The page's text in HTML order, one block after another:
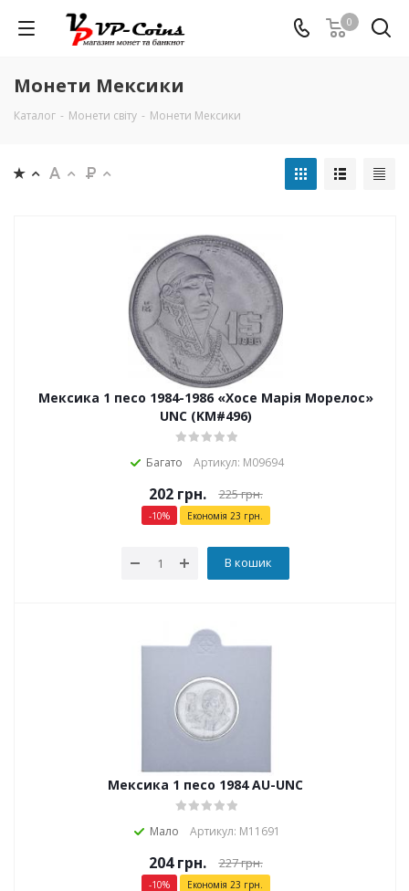
0
Монети Мексики
Каталог - Монети світу - Монети Мексики
Мексика 1 песо 1984-1986 «Хосе Марія Морелос»
UNC (KM#496)
Багато Артикул: М09694
202грн. 225грн.
-10% Економія 23 грн.
В кошик
Мексика 1 песо 1984 AU-UNC
Мало Артикул: М11691
204грн. 227грн.
-10% Економія 23 грн.